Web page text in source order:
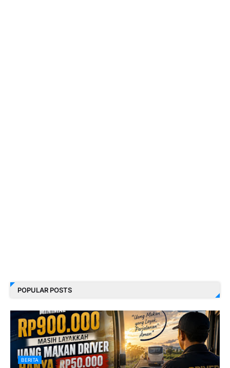
POPULAR POSTS
BERITA